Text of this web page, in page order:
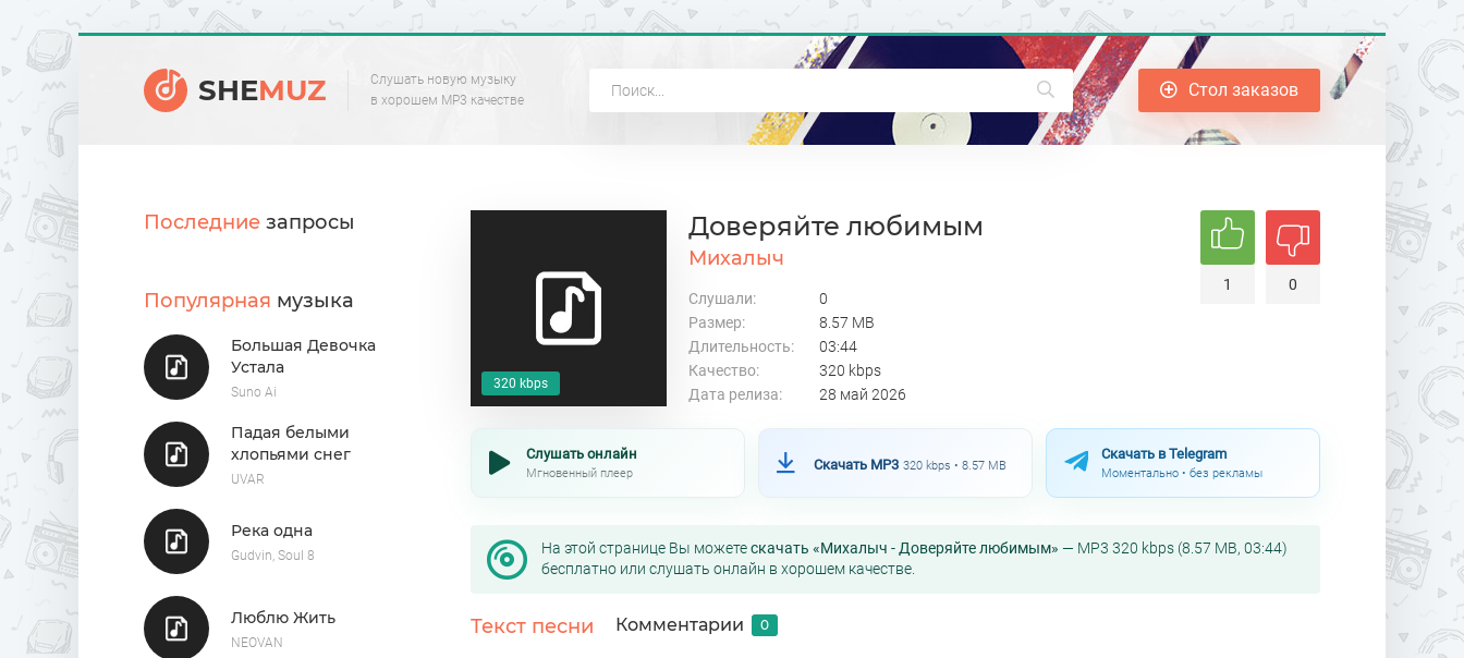
SHEMUZ
Слушать новую музыку
в хорошем MP3 качестве
Стол заказов
Последние запросы
Популярная музыка
Большая Девочка
Устала
Suno Ai
Падая белыми
хлопьями снег
UVAR
Река одна
Gudvin, Soul 8
Люблю Жить
NEOVAN
320 kbps
Доверяйте любимым
Михалыч
Слушали:
0
Размер:
8.57 MB
Длительность:
03:44
Качество:
320 kbps
Дата релиза:
28 май 2026
1 0
Слушать онлайн
Мгновенный плеер
Скачать MP3 320 kbps • 8.57 MB
Скачать в Telegram
Моментально • без рекламы
На этой странице Вы можетескачать «Михалыч - Доверяйте любимым» — MP3 320 kbps (8.57 MB, 03:44)
бесплатно или слушать онлайн в хорошем качестве.
Текст песни Комментарии 0